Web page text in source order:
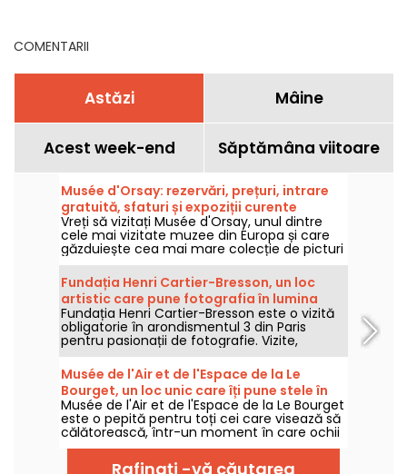
COMENTARII
Astăzi Mâine
Acest week-end Săptămâna viitoare
Musée d'Orsay: rezervări, prețuri, intrare
gratuită, sfaturi și expoziții curente
Vreți să vizitați Musée d'Orsay, unul dintre
cele mai vizitate muzee din Europa și care
găzduiește cea mai mare colecție de picturi
impresioniste din lume? Avem toate
sfaturile și trucurile de care aveți nevoie,
operele de descoperit, expozițiile care au loc
în acest moment, precum și prețurile și
intrarea gratuită pe care le puteți obține
pentru cele mai bune descoperiri în cele
mai bune condiții.
Fundația Henri Cartier-Bresson, un loc
artistic care pune fotografia în lumina
reflectoarelor la Paris
Fundația Henri Cartier-Bresson este o vizită
obligatorie în arondismentul 3 din Paris
pentru pasionații de fotografie. Vizite,
expoziții, aflați ce este nou la această
instituție culturală.
Musée de l'Air et de l'Espace de la Le
Bourget, un loc unic care îți pune stele în
ochi
Musée de l'Air et de l'Espace de la Le Bourget
este o pepită pentru toți cei care visează să
călătorească, într-un moment în care ochii
lumii sunt ațintiți asupra lui Marte, a Lunii și a
ISS. Aici puteți redescoperi gratuit avioanele
Rafinați -vă căutarea